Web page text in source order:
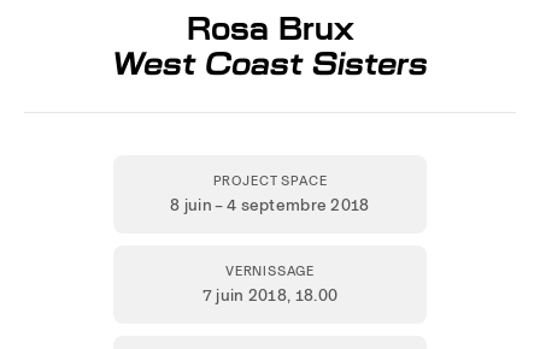
Rosa Brux
West Coast Sisters
PROJECT SPACE
8 juin – 4 septembre 2018
VERNISSAGE
7 juin 2018,18.00